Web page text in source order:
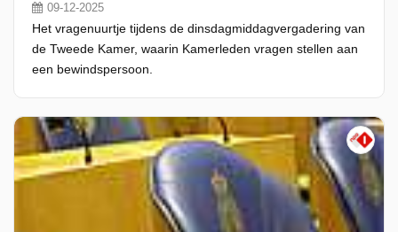
09-12-2025
Het vragenuurtje tijdens de dinsdagmiddagvergadering van
de Tweede Kamer, waarin Kamerleden vragen stellen aan
een bewindspersoon.